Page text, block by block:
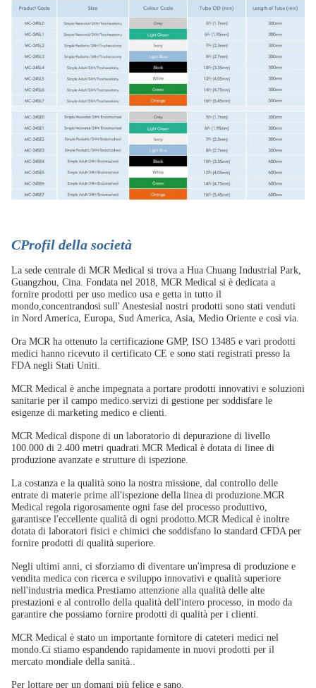
CProfil della società
La sede centrale di MCR Medical si trova a Hua Chuang Industrial Park,
Guangzhou, Cina. Fondata nel 2018, MCR Medical si è dedicata a
fornire prodotti per uso medico usa e getta in tutto il
mondo,concentrandosi sull' AnestesiaI nostri prodotti sono stati venduti
in Nord America, Europa, Sud America, Asia, Medio Oriente e così via.
Ora MCR ha ottenuto la certificazione GMP, ISO 13485 e vari prodotti
medici hanno ricevuto il certificato CE e sono stati registrati presso la
FDA negli Stati Uniti.
MCR Medical è anche impegnata a portare prodotti innovativi e soluzioni
sanitarie per il campo medico.servizi di gestione per soddisfare le
esigenze di marketing medico e clienti.
MCR Medical dispone di un laboratorio di depurazione di livello
100.000 di 2.400 metri quadrati.MCR Medical è dotata di linee di
produzione avanzate e strutture di ispezione.
La costanza e la qualità sono la nostra missione, dal controllo delle
entrate di materie prime all'ispezione della linea di produzione.MCR
Medical regola rigorosamente ogni fase del processo produttivo,
garantisce l'eccellente qualità di ogni prodotto.MCR Medical è inoltre
dotata di laboratori fisici e chimici che soddisfano lo standard CFDA per
fornire prodotti di qualità superiore.
Negli ultimi anni, ci sforziamo di diventare un'impresa di produzione e
vendita medica con ricerca e sviluppo innovativi e qualità superiore
nell'industria medica.Prestiamo attenzione alla qualità delle alte
prestazioni e al controllo della qualità dell'intero processo, in modo da
garantire che possiamo fornire prodotti di qualità per i clienti.
MCR Medical è stato un importante fornitore di cateteri medici nel
mondo.Ci stiamo espandendo rapidamente in nuovi prodotti per il
mercato mondiale della sanità..
Per lottare per un domani più felice e sano.